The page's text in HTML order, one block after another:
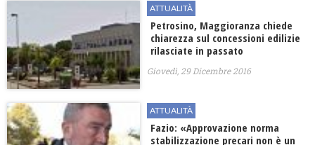
ATTUALITÀ
Petrosino, Maggioranza chiede
chiarezza sul concessioni edilizie
rilasciate in passato
Giovedì, 29 Dicembre 2016
ATTUALITÀ
Fazio: «Approvazione norma
stabilizzazione precari non è un